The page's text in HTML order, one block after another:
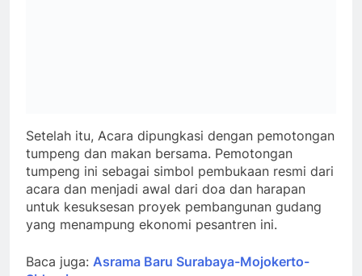
Setelah itu, Acara dipungkasi dengan pemotongan
tumpeng dan makan bersama. Pemotongan
tumpeng ini sebagai simbol pembukaan resmi dari
acara dan menjadi awal dari doa dan harapan
untuk kesuksesan proyek pembangunan gudang
yang menampung ekonomi pesantren ini.
Baca juga: Asrama Baru Surabaya-Mojokerto-